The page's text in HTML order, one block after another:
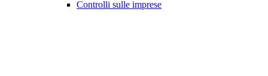
Controlli sulle imprese